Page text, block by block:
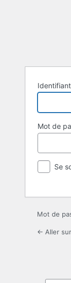
Identifiant
Mot de
Se
Mot de
← Aller